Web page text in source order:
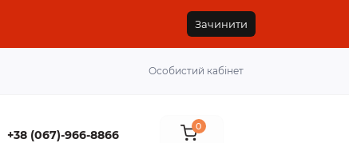
Зачинити
Особистий кабінет
+38 (067)-966-8866
0